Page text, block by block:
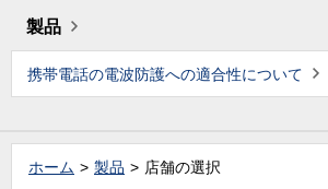
製品
携帯電話の電波防護への適合性について
ホーム 製品 店舗の選択